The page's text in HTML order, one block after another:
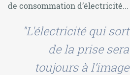
de consommation d’électricité...
"L'électricité qui sort
de la prise sera
toujours à l’image